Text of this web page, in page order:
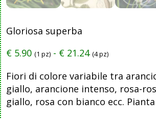
Gloriosa superba
€ 5.90 (1 pz) - € 21.24 (4 pz)
Fiori di colore variabile tra
giallo, arancione intenso, rosa-
giallo, rosa con bianco ecc.